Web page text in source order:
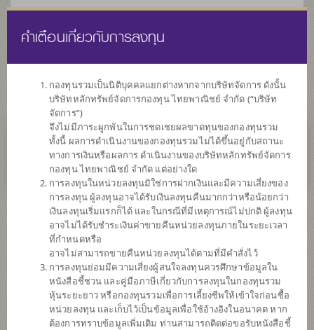
หน้าแรก รายการกองทุน ข้อมูลกองทุน
ไม่พบข้อมูล / Not found
กองทุน
ที่น่าสนใจ
SCBRF(R)
กองทุนเปิดไทยพาณิชย์เกษียณสุข
(ตราสารหนี้) (ชนิดรับซื้อคืนอัตโนมัติ)
คำเตือนเกี่ยวกับการลงทุน
กองทุนรวมเป็นนิติบุคคลแยกต่างหากจากบริษัทจัดการ ดังนั้น
บริษัทหลักทรัพย์จัดการกองทุน ไทยพาณิชย์ จำกัด (“บริษัท
จัดการ”)
จึงไม่มีภาระผูกพันในการชดเชยผลขาดทุนของกองทุนรวม
ทั้งนี้ ผลการดำเนินงานของกองทุนรวมไม่ได้ขึ้นอยู่กับสถานะ
ทางการเงินหรือผลการ ดำเนินงานของบริษัทหลักทรัพย์จัดการ
กองทุน ไทยพาณิชย์ จำกัด แต่อย่างใด
การลงทุนในหน่วยลงทุนมิใช่การฝากเงินและมีความเสี่ยงของ
การลงทุน ผู้ลงทุนอาจได้รับเงินลงทุนคืนมากกว่าหรือน้อยกว่า
เงินลงทุนเริ่มแรกก็ได้ และในกรณีที่มีเหตุการณ์ไม่ปกติ ผู้ลงทุน
อาจไม่ได้รับชำระเงินค่าขายคืนหน่วยลงทุนภายในระยะเวลา
ที่กำหนดหรือ
อาจไม่สามารถขายคืนหน่วยลงทุนได้ตามที่มีคำสั่งไว้
การลงทุนย่อมมีความเสี่ยงผู้สนใจลงทุนควรศึกษาข้อมูลใน
หนังสือชี้ชวน และคู่มือภาษีเกี่ยวกับการลงทุนในกองทุนรวม
หุ้นระยะยาว หรือกองทุนรวมเพื่อการเลี้ยงชีพให้เข้าใจก่อนซื้อ
หน่วยลงทุน และเก็บไว้เป็นข้อมูลเพื่อใช้อ้างอิงในอนาคต หาก
ต้องการทราบข้อมูลเพิ่มเติม ท่านสามารถติดต่อขอรับหนังสือชี้